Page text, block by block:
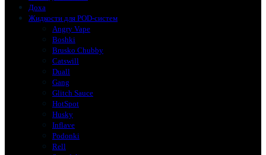
Доха
Жидкости для POD-систем
Angry Vape
Boshki
Brusko Chubby
Catswill
Duall
Gang
Glitch Sauce
HotSpot
Husky
Inflave
Podonki
Rell